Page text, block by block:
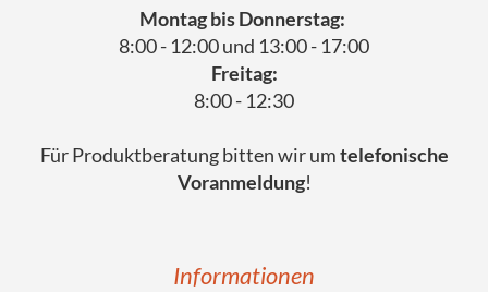
Montag bis Donnerstag:
8:00 - 12:00 und 13:00 - 17:00
Freitag:
8:00 - 12:30
Für Produktberatung bitten wir umtelefonische
Voranmeldung!
Informationen